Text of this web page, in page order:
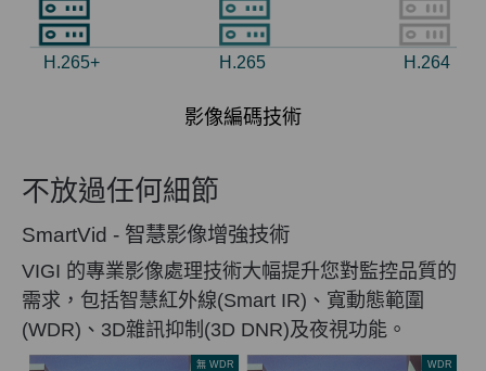
H.265+ H.265 H.264
影像編碼技術
不放過任何細節
SmartVid - 智慧影像增強技術
VIGI 的專業影像處理技術大幅提升您對監控品質的
需求，包括智慧紅外線(Smart IR)、寬動態範圍
(WDR)、3D雜訊抑制(3D DNR)及夜視功能。
無 WDR WDR